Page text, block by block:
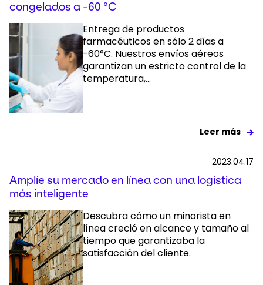
congelados a -60 °C
Entrega de productos
farmacéuticos en sólo 2 días a
-60°C. Nuestros envíos aéreos
garantizan un estricto control de la
temperatura,...
Leer más
2023.04.17
Amplíe su mercado en línea con una logística
más inteligente
Descubra cómo un minorista en
línea creció en alcance y tamaño al
tiempo que garantizaba la
satisfacción del cliente.